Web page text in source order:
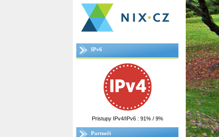
IPv6
Pristupy IPv4/IPv6 : 91% / 9%
Partneři